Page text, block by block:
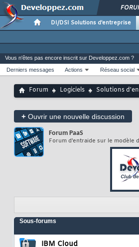
DI/DSI Solutions d'entreprise
Vous n'êtes pas encore inscrit sur Developpez.com ?
Derniers messages
Actions Réseau social
Forum Logiciels Solutions
+ Ouvrir une nouvelle discussion
Forum PaaS
Forum d'entraide sur le modèle
Sous-forums
IBM Cloud